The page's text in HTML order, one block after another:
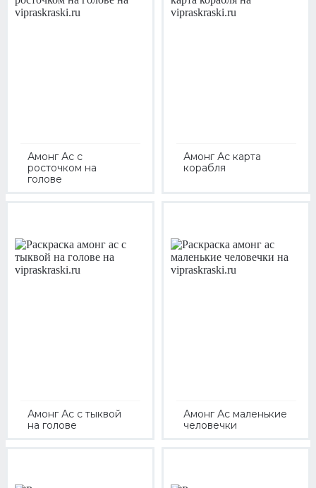
Амонг Ас с
росточком на
голове
Амонг Ас карта
корабля
Амонг Ас с тыквой
на голове
Амонг Ас маленькие
человечки